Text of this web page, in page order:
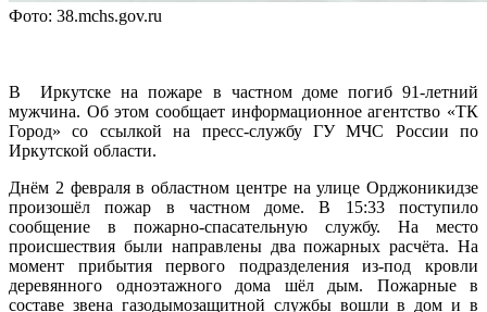
Фото: 38.mchs.gov.ru
В Иркутске на пожаре в частном доме погиб 91-летний
мужчина. Об этом сообщает информационное агентство «ТК
Город» со ссылкой на пресс-службу ГУ МЧС России по
Иркутской области.
Днём 2 февраля в областном центре на улице Орджоникидзе
произошёл пожар в частном доме. В 15:33 поступило
сообщение в пожарно-спасательную службу. На место
происшествия были направлены два пожарных расчёта. На
момент прибытия первого подразделения из-под кровли
деревянного одноэтажного дома шёл дым. Пожарные в
составе звена газодымозащитной службы вошли в дом и в